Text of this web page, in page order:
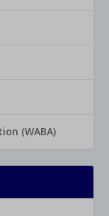
(WABA)